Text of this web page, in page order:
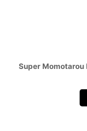
Super Momotarou